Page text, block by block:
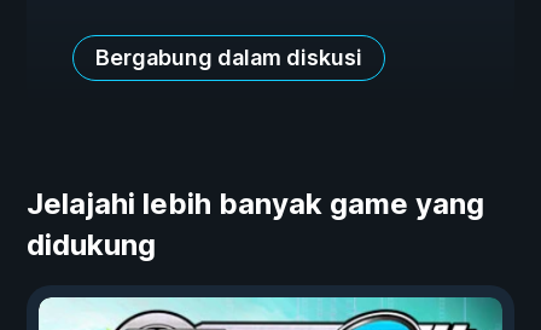
Bergabung dalam diskusi
Jelajahi lebih banyak game yang
didukung